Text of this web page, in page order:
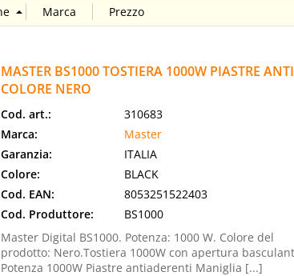
MASTER BS1000 TOSTIERA 1000W PIASTRE
COLORE NERO
Cod. art.:
310683
Marca:
Master
Garanzia:
ITALIA
Colore:
BLACK
Cod. EAN:
8053251522403
Cod. Produttore:
BS1000
Master Digital BS1000. Potenza: 1000 W. Colore del
prodotto: Nero.Tostiera 1000W con apertura
Potenza 1000W Piastre antiaderenti Maniglia [...]